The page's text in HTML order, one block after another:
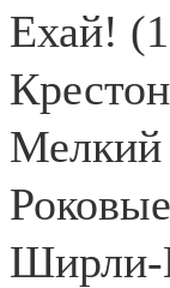
Ехай!
Мелкий
Ширли-